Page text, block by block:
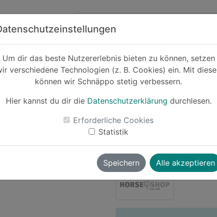
Um dir das beste Nutzererlebnis bieten zu können, setzen
verschiedene Technologien (z. B. Cookies) ein. Mit
können wir Schnäppo stetig verbessern.
Hier kannst du dir die Datenschutzerklärung durchlesen.
Erforderliche Cookies
Statistik
Speichern Alle akzeptieren
Cashback
-17%
10 €
sourcreampie vor ~2 Jahren